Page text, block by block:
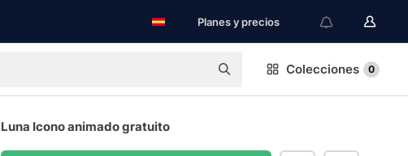
Planes y precios
Colecciones 0
Luna Icono animado gratuito